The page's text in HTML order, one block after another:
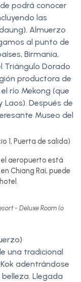
podrá conocer
las
Almuerzo
al punto de
Birmania,
Triángulo Dorado
productora de
río Mekong (que
Después de
Museo del
1, Puerta de salida)
aeropuerto está
Chiang Rai, puede
- Deluxe Room (o
una tradicional
adentrándose
Llegada